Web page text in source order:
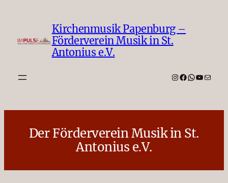
Kirchenmusik Papenburg –
Förderverein Musik in St.
Antonius e.V.
Instagram
Facebook
WhatsApp
E-Mail
Der Förderverein Musik in St.
Antonius e.V.